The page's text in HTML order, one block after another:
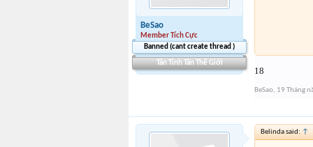
BeSao
Member Tích Cực
Banned (cant create thread )
Tân Tinh Tân Thế Giới
18
BeSao, 19 Tháng
Belinda said: ↑